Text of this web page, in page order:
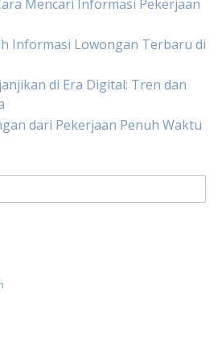
Mencari Informasi Pekerjaan
Informasi Lowongan Terbaru di
di Era Digital: Tren dan
dari Pekerjaan Penuh Waktu